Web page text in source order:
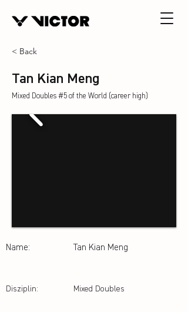
< Back
Tan Kian Meng
Mixed Doubles #5 of the World (career high)
Name: Tan Kian Meng
Disziplin: Mixed Doubles